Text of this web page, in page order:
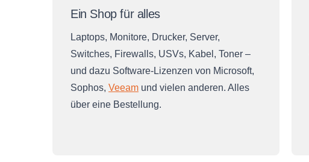
Ein Shop für alles
Laptops, Monitore, Drucker, Server,
Switches, Firewalls, USVs, Kabel, Toner –
und dazu Software-Lizenzen von Microsoft,
Sophos, Veeam und vielen anderen. Alles
über eine Bestellung.